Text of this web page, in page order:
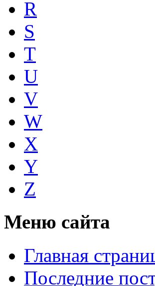
R
S
T
U
V
W
X
Y
Z
Меню сайта
Главная
Последние